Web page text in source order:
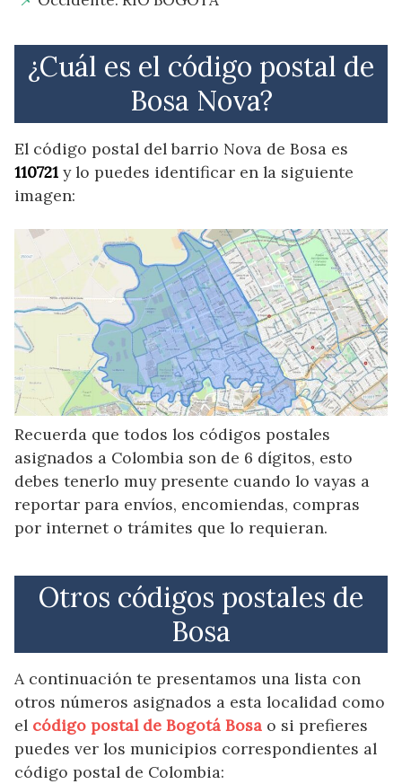
¿Cuál es el código postal de
Bosa Nova?
El código postal del barrio Nova de Bosa es
110721 y lo puedes identificar en la siguiente
imagen:
Recuerda que todos los códigos postales
asignados a Colombia son de 6 dígitos, esto
debes tenerlo muy presente cuando lo vayas a
reportar para envíos, encomiendas, compras
por internet o trámites que lo requieran.
Otros códigos postales de
Bosa
A continuación te presentamos una lista con
otros números asignados a esta localidad como
el código postal de Bogotá Bosa o si prefieres
puedes ver los municipios correspondientes al
código postal de Colombia: